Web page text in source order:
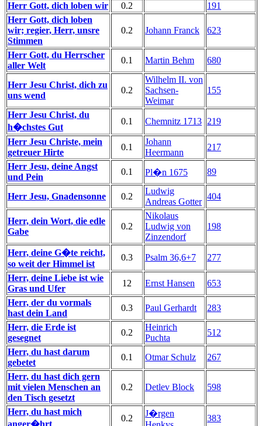
Herr Gott, dich loben wir
0.2
191
Herr Gott, dich loben
wir; regier, Herr, unsre
Stimmen
0.2 Johann Franck 623
Herr Gott, du Herrscher
aller Welt
0.1 Martin Behm 680
Herr Jesu Christ, dich zu
uns wend
0.2
Wilhelm II. von
Sachsen-
Weimar
155
Herr Jesu Christ, du
h�chstes Gut
0.1 Chemnitz 1713 219
Herr Jesu Christe, mein
getreuer Hirte
0.1
Johann
Heermann
217
Herr Jesu, deine Angst
und Pein
0.1 Pl�n 1675 89
Herr Jesu, Gnadensonne 0.2
Ludwig
Andreas Gotter
404
Herr, dein Wort, die edle
Gabe
0.2
Nikolaus
Ludwig von
Zinzendorf
198
Herr, deine G�te reicht,
so weit der Himmel ist
0.3 Psalm 36,6+7 277
Herr, deine Liebe ist wie
Gras und Ufer
12 Ernst Hansen
653
Herr, der du vormals
hast dein Land
0.3 Paul Gerhardt
283
Herr, die Erde ist
gesegnet
0.2
Heinrich
Puchta
512
Herr, du hast darum
gebetet
0.1 Otmar Schulz
267
Herr, du hast dich gern
mit vielen Menschen an
den Tisch gesetzt
0.2 Detlev Block 598
Herr, du hast mich
0.2
J�rgen
383